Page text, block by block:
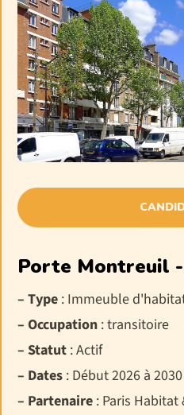
Porte Montreuil
– Type: Immeuble
– Occupation: transitoire
– Statut: Actif
– Dates : Début 2026 à 2030
– Partenaire: Paris Habitat